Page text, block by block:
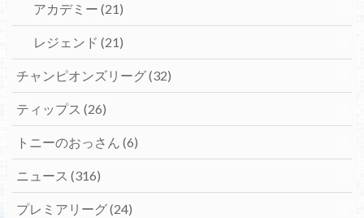
アカデミー (21)
レジェンド (21)
チャンピオンズリーグ(32)
ティップス (26)
トニーのおっさん (6)
ニュース (316)
プレミアリーグ(24)